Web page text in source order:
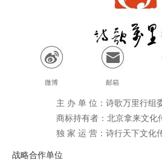
微博 邮箱
主 办 单 位：诗歌万里行组
商标持有者：北京拿来文化
独 家 运 营：诗行天下文化
战略合作单位